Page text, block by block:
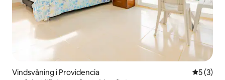
Vindsvåning i Providencia 5 av 5 i
5 (3)